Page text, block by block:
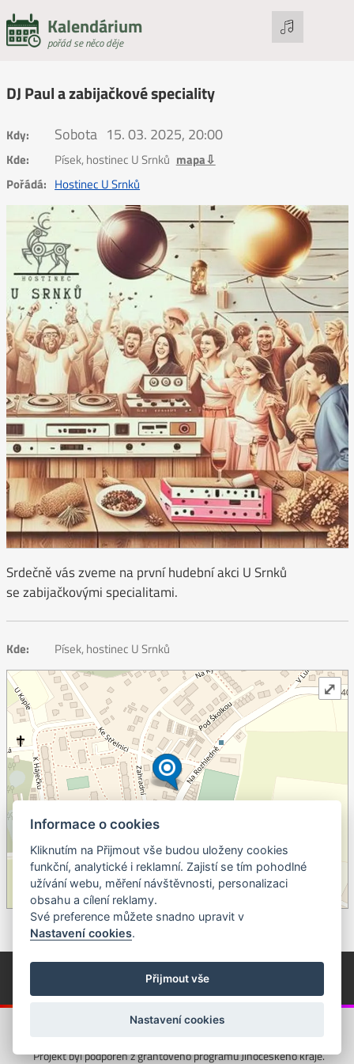
Kalendárium
pořád se něco děje
DJ Paul a zabijačkové speciality
Kdy: Sobota 15. 03. 2025, 20:00
Kde: Písek, hostinec U Srnků mapa⇩
Pořádá: Hostinec U Srnků
Srdečně vás zveme na první hudební akci U Srnků
se zabijačkovými specialitami.
Kde: Písek, hostinec U Srnků
©OpenStreetMapcontributors.
⤢
© Píseckem / Kalendárium (Změna programu vyhrazena!)
(Cookies)
© 2018 - 2026 Realizace a správa webu:
Projekt byl podpořen z grantového programu Jihočeského kraje.
Informace o cookies
Kliknutím na Přijmout vše budou uloženy cookies
funkční, analytické i reklamní. Zajistí se tím pohodlné
užívání webu, měření návštěvnosti, personalizaci
obsahu a cílení reklamy.
Své preference můžete snadno upravit v
Nastavení cookies.
Přijmout vše
Nastavení cookies